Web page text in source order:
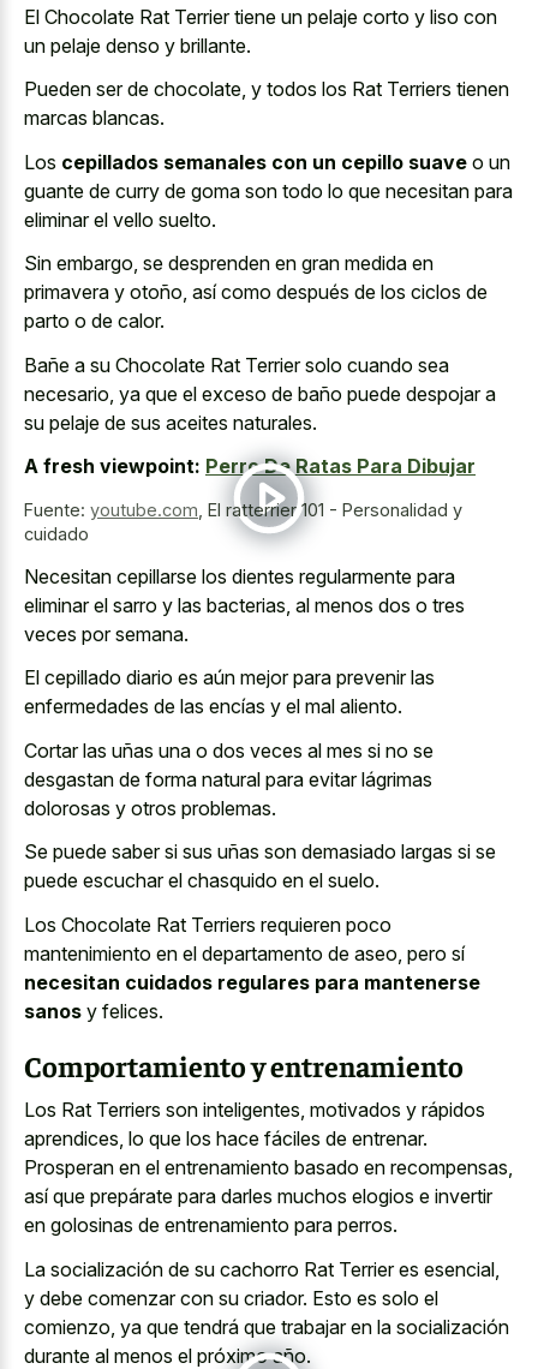
El Chocolate Rat Terrier tiene un pelaje corto y liso con
un pelaje denso y brillante.
Pueden ser de chocolate, y todos los Rat Terriers tienen
marcas blancas.
Los cepillados semanales con un cepillo suave o un
guante de curry de goma son todo lo que necesitan para
eliminar el vello suelto.
Sin embargo, se desprenden en gran medida en
primavera y otoño, así como después de los ciclos de
parto o de calor.
Bañe a su Chocolate Rat Terrier solo cuando sea
necesario, ya que el exceso de baño puede despojar a
su pelaje de sus aceites naturales.
A fresh viewpoint: Perro De Ratas Para Dibujar
Fuente: youtube.com El ratterrier 101 - Personalidad y
cuidado
Necesitan cepillarse los dientes regularmente para
eliminar el sarro y las bacterias, al menos dos o tres
veces por semana.
El cepillado diario es aún mejor para prevenir las
enfermedades de las encías y el mal aliento.
Cortar las uñas una o dos veces al mes si no se
desgastan de forma natural para evitar lágrimas
dolorosas y otros problemas.
Se puede saber si sus uñas son demasiado largas si se
puede escuchar el chasquido en el suelo.
Los Chocolate Rat Terriers requieren poco
mantenimiento en el departamento de aseo, pero sí
necesitan cuidados regulares para mantenerse
sanos y felices.
Comportamiento y entrenamiento
Los Rat Terriers son inteligentes, motivados y rápidos
aprendices, lo que los hace fáciles de entrenar.
Prosperan en el entrenamiento basado en recompensas,
así que prepárate para darles muchos elogios e invertir
en golosinas de entrenamiento para perros.
La socialización de su cachorro Rat Terrier es esencial,
y debe comenzar con su criador. Esto es solo el
comienzo, ya que tendrá que trabajar en la socialización
durante al menos el próximo año.